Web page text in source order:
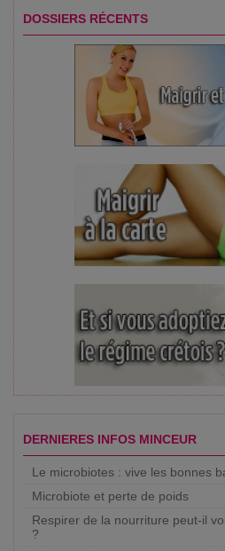
DOSSIERS RÉCENTS
DERNIERES INFOS MINCEUR
Le microbiotes : vive les bonnes
Microbiote et perte de poids
Respirer de la nourriture peut-il
?